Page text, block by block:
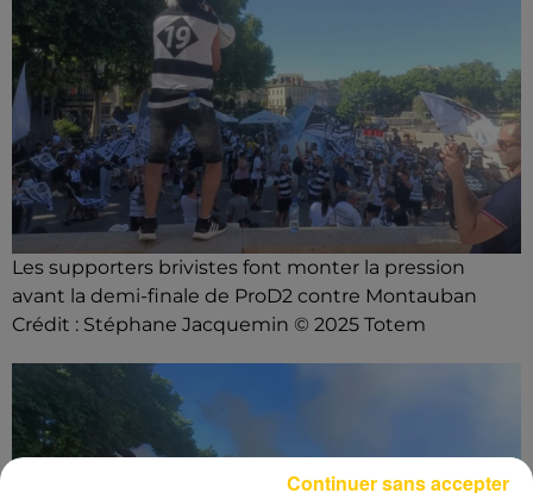
Les supporters brivistes font monter la pression
avant la demi-finale de ProD2 contre Montauban
Crédit : Stéphane Jacquemin © 2025 Totem
Continuer sans accepter